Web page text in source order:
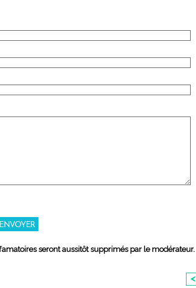
seront aussitôt supprimés par le modérateur.
<